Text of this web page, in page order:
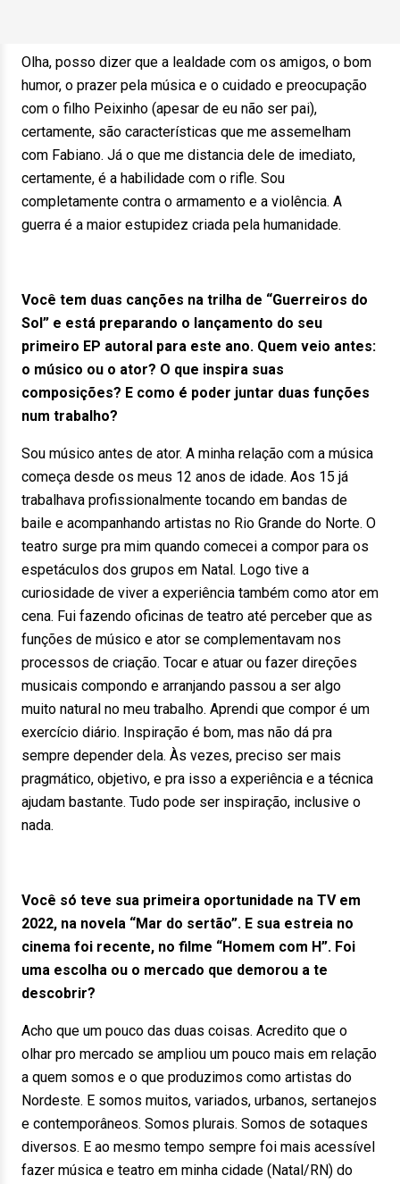
Olha, posso dizer que a lealdade com os amigos, o bom
humor, o prazer pela música e o cuidado e preocupação
com o filho Peixinho (apesar de eu não ser pai),
certamente, são características que me assemelham
com Fabiano. Já o que me distancia dele de imediato,
certamente, é a habilidade com o rifle. Sou
completamente contra o armamento e a violência. A
guerra é a maior estupidez criada pela humanidade.
Você tem duas canções na trilha de “Guerreiros do
Sol” e está preparando o lançamento do seu
primeiro EP autoral para este ano. Quem veio antes:
o músico ou o ator? O que inspira suas
composições? E como é poder juntar duas funções
num trabalho?
Sou músico antes de ator. A minha relação com a música
começa desde os meus 12 anos de idade. Aos 15 já
trabalhava profissionalmente tocando em bandas de
baile e acompanhando artistas no Rio Grande do Norte. O
teatro surge pra mim quando comecei a compor para os
espetáculos dos grupos em Natal. Logo tive a
curiosidade de viver a experiência também como ator em
cena. Fui fazendo oficinas de teatro até perceber que as
funções de músico e ator se complementavam nos
processos de criação. Tocar e atuar ou fazer direções
musicais compondo e arranjando passou a ser algo
muito natural no meu trabalho. Aprendi que compor é um
exercício diário. Inspiração é bom, mas não dá pra
sempre depender dela. Às vezes, preciso ser mais
pragmático, objetivo, e pra isso a experiência e a técnica
ajudam bastante. Tudo pode ser inspiração, inclusive o
nada.
Você só teve sua primeira oportunidade na TV em
2022, na novela “Mar do sertão”. E sua estreia no
cinema foi recente, no filme “Homem com H”. Foi
uma escolha ou o mercado que demorou a te
descobrir?
Acho que um pouco das duas coisas. Acredito que o
olhar pro mercado se ampliou um pouco mais em relação
a quem somos e o que produzimos como artistas do
Nordeste. E somos muitos, variados, urbanos, sertanejos
e contemporâneos. Somos plurais. Somos de sotaques
diversos. E ao mesmo tempo sempre foi mais acessível
fazer música e teatro em minha cidade (Natal/RN) do